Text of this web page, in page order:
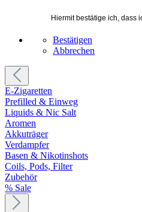
Hiermit bestätige ich, dass
Bestätigen
Abbrechen
E-Zigaretten
Prefilled & Einweg
Liquids & Nic Salt
Aromen
Akkuträger
Verdampfer
Basen & Nikotinshots
Coils, Pods, Filter
Zubehör
% Sale